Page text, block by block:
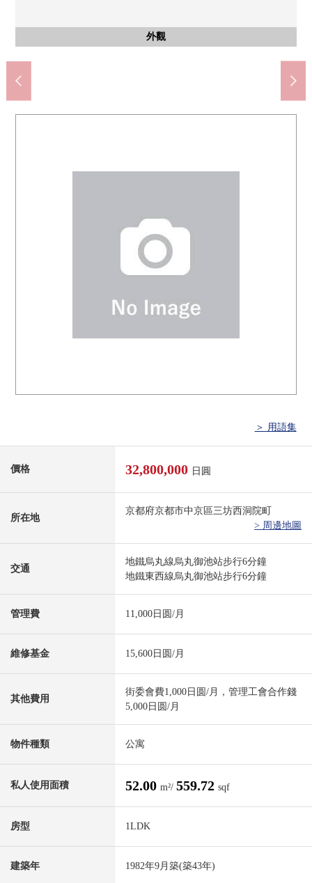
外觀
外觀
外觀
共有部分
腳踏車停放處
共有部分
腳踏車停放處
共有部分
腳踏車停放處
共有部分
腳踏車停放處
共有部分
腳踏車停放處
入口
入口
共有部分
集合信箱
共有部分
電梯
共有部分
電梯
大廳
大廳
大廳
大廳
大廳
其他當地
前面道路
其他當地
前面道路
Fresco Petit新町御池商店(約200m)
全家便利店御池西洞院店(約60m)
鴨京都御池商店(約140m)
京都西洞院三條郵局(約210m)
京都市立禦所南小學(約1570m)
京都市立京都御池中學(約1040m)
＞ 用語集
價格 32,800,000 日圓
所在地
京都府京都市中京區三坊西洞院町
> 周邊地圖
交通
地鐵烏丸線烏丸御池站步行6分鐘
地鐵東西線烏丸御池站步行6分鐘
管理費 11,000日圆/月
維修基金 15,600日圆/月
其他費用
街委會費1,000日圆/月，管理工會合作錢
5,000日圆/月
物件種類 公寓
私人使用面積 52.00 m²/ 559.72 sqf
房型 1LDK
建築年 1982年9月築(築43年)